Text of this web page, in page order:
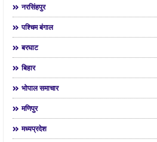
नरसिंहपुर
पश्चिम बंगाल
बरघाट
बिहार
भोपाल समाचार
मणिपुर
मध्यप्रदेश